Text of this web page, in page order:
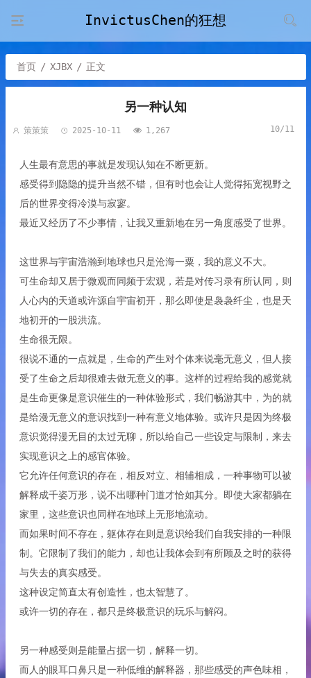
InvictusChen的狂想
首页 / XJBX / 正文
另一种认知
策策策 2025-10-11 1,267 10/11
人生最有意思的事就是发现认知在不断更新。
感受得到隐隐的提升当然不错，但有时也会让人觉得拓宽视野之
后的世界变得冷漠与寂寥。
最近又经历了不少事情，让我又重新地在另一角度感受了世界。
这世界与宇宙浩瀚到地球也只是沧海一粟，我的意义不大。
可生命却又居于微观而同频于宏观，若是对传习录有所认同，则
人心内的天道或许源自宇宙初开，那么即使是袅袅纤尘，也是天
地初开的一股洪流。
生命很无限。
很说不通的一点就是，生命的产生对个体来说毫无意义，但人接
受了生命之后却很难去做无意义的事。这样的过程给我的感觉就
是生命更像是意识催生的一种体验形式，我们畅游其中，为的就
是给漫无意义的意识找到一种有意义地体验。或许只是因为终极
意识觉得漫无目的太过无聊，所以给自己一些设定与限制，来去
实现意识之上的感官体验。
它允许任何意识的存在，相反对立、相辅相成，一种事物可以被
解释成千姿万形，说不出哪种门道才恰如其分。即使大家都躺在
家里，这些意识也同样在地球上无形地流动。
而如果时间不存在，躯体存在则是意识给我们自我安排的一种限
制。它限制了我们的能力，却也让我体会到有所顾及之时的获得
与失去的真实感受。
这种设定简直太有创造性，也太智慧了。
或许一切的存在，都只是终极意识的玩乐与解闷。
另一种感受则是能量占据一切，解释一切。
而人的眼耳口鼻只是一种低维的解释器，那些感受的声色味相，